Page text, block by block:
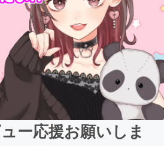
ー応援お願いしま